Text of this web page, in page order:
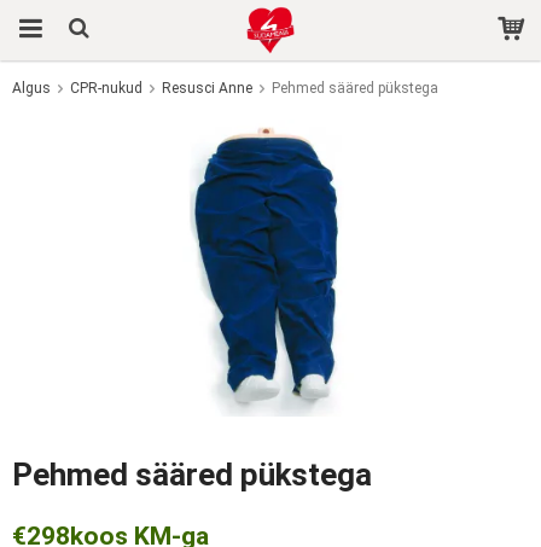
Algus CPR-nukud Resusci Anne Pehmed sääred pükstega
Pehmed sääred pükstega
€298koos KM-ga